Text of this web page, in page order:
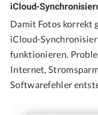
iCloud-
Damit Fotos korrekt
iCloud-
funktionieren.
Internet,
Softwarefehler